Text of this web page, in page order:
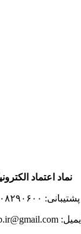
نماد اعتماد
پشتیبانی: ۰۹۱۰۸۲۹۰۶۰۰
ایمیل: petzip.ir@gmail.com